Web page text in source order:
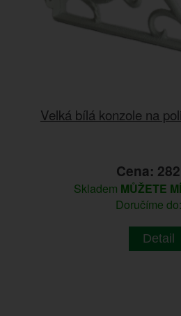
Velká bílá konzole na
Cena:
Skladem MŮŽETE
Doručíme
Detail